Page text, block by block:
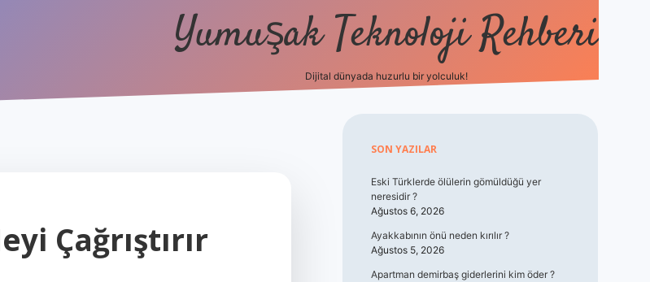
Yumuşak Teknoloji Rehberi
Dijital dünyada huzurlu bir yolculuk!
Çağrıştırır
Sidebar
SON YAZILAR
Eski Türklerde ölülerin gömüldüğü yer
neresidir ?
Ağustos 6, 2026
Ayakkabının önü neden kırılır ?
Ağustos 5, 2026
Apartman demirbaş giderlerini kim öder ?